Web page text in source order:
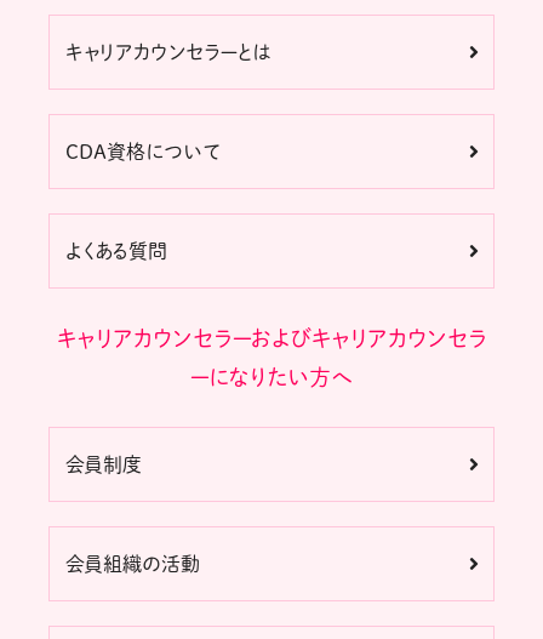
キャリアカウンセラーとは
CDA資格について
よくある質問
キャリアカウンセラーおよびキャリアカウンセラ
ーになりたい方へ
会員制度
会員組織の活動